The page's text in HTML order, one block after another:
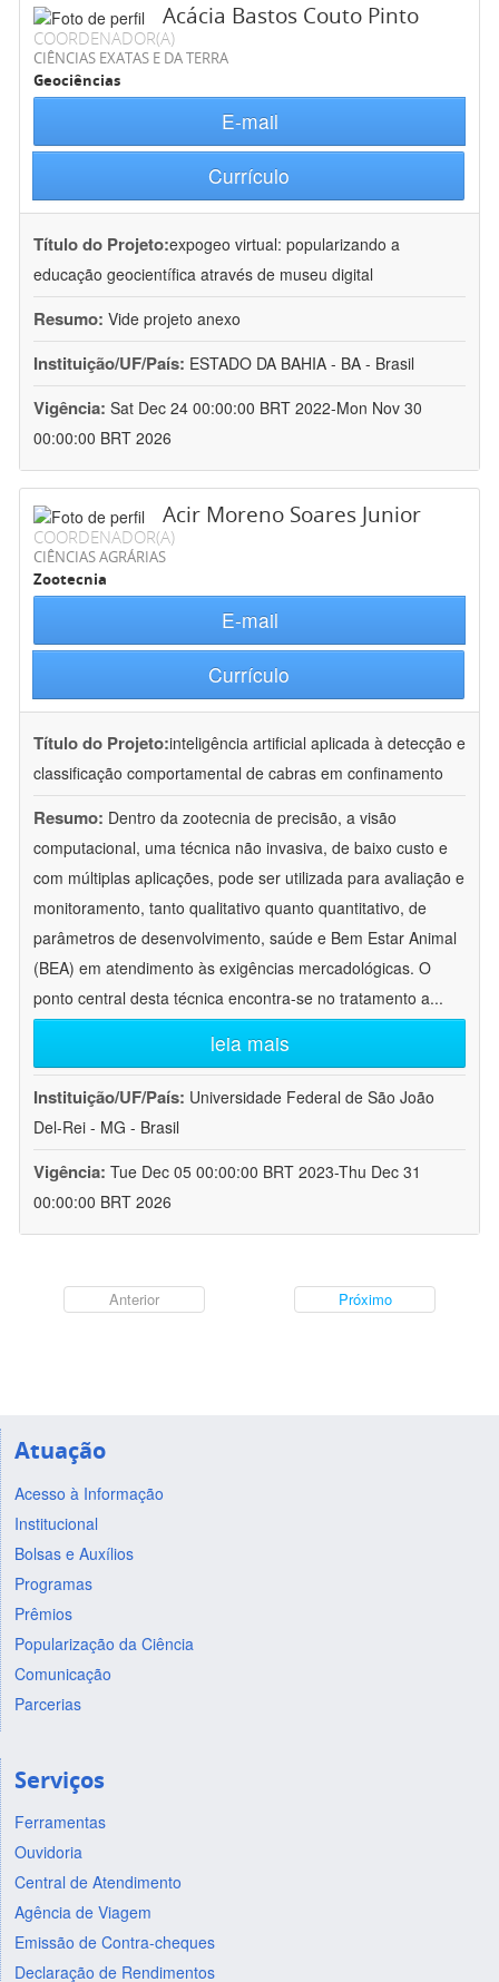
Acácia Bastos Couto Pinto
COORDENADOR(A)
CIÊNCIAS EXATAS E DA TERRA
Geociências
E-mail
Currículo
Título do Projeto:expogeo virtual: popularizando a
educação geocientífica através de museu digital
Resumo: Vide projeto anexo
Instituição/UF/País: ESTADO DA BAHIA - BA - Brasil
Vigência: Sat Dec 24 00:00:00 BRT 2022-Mon Nov 30
00:00:00 BRT 2026
Acir Moreno Soares Junior
COORDENADOR(A)
CIÊNCIAS AGRÁRIAS
Zootecnia
E-mail
Currículo
Título do Projeto:inteligência artificial aplicada à detecção e
classificação comportamental de cabras em confinamento
Resumo: Dentro da zootecnia de precisão, a visão
computacional, uma técnica não invasiva, de baixo custo e
com múltiplas aplicações, pode ser utilizada para avaliação e
monitoramento, tanto qualitativo quanto quantitativo, de
parâmetros de desenvolvimento, saúde e Bem Estar Animal
(BEA) em atendimento às exigências mercadológicas. O
ponto central desta técnica encontra-se no tratamento a...
leia mais
Instituição/UF/País: Universidade Federal de São João
Del-Rei - MG - Brasil
Vigência: Tue Dec 05 00:00:00 BRT 2023-Thu Dec 31
00:00:00 BRT 2026
Anterior Próximo
Atuação
Acesso à Informação
Institucional
Bolsas e Auxílios
Programas
Prêmios
Popularização da Ciência
Comunicação
Parcerias
Serviços
Ferramentas
Ouvidoria
Central de Atendimento
Agência de Viagem
Emissão de Contra-cheques
Declaração de Rendimentos